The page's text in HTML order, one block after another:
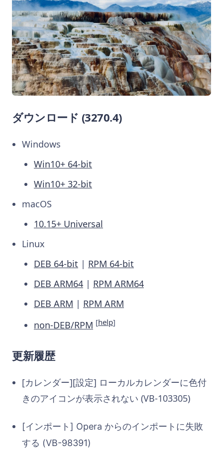
ダウンロード (3270.4)
Windows
Win10+ 64-bit
Win10+ 32-bit
macOS
10.15+ Universal
Linux
DEB 64-bit | RPM 64-bit
DEB ARM64 | RPM ARM64
DEB ARM | RPM ARM
non-DEB/RPM [help]
更新履歴
[カレンダー][設定] ローカルカレンダーに色付
きのアイコンが表示されない (VB-103305)
[インポート] Opera からのインポートに失敗
する (VB-98391)